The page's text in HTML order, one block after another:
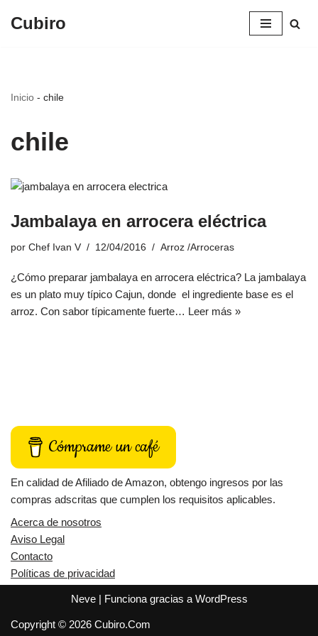
Cubiro
Inicio - chile
chile
Jambalaya en arrocera eléctrica
por Chef Ivan V 12/04/2016 Arroz /Arroceras
¿Cómo preparar jambalaya en arrocera eléctrica? La jambalaya
es un plato muy típico Cajun, donde el ingrediente base es el
arroz. Con sabor típicamente fuerte… Leer más »
Cómprame un café
En calidad de Afiliado de Amazon, obtengo ingresos por las
compras adscritas que cumplen los requisitos aplicables.
Acerca de nosotros
Aviso Legal
Contacto
Políticas de privacidad
Neve| Funciona gracias a WordPress
Copyright © 2026 Cubiro.Com